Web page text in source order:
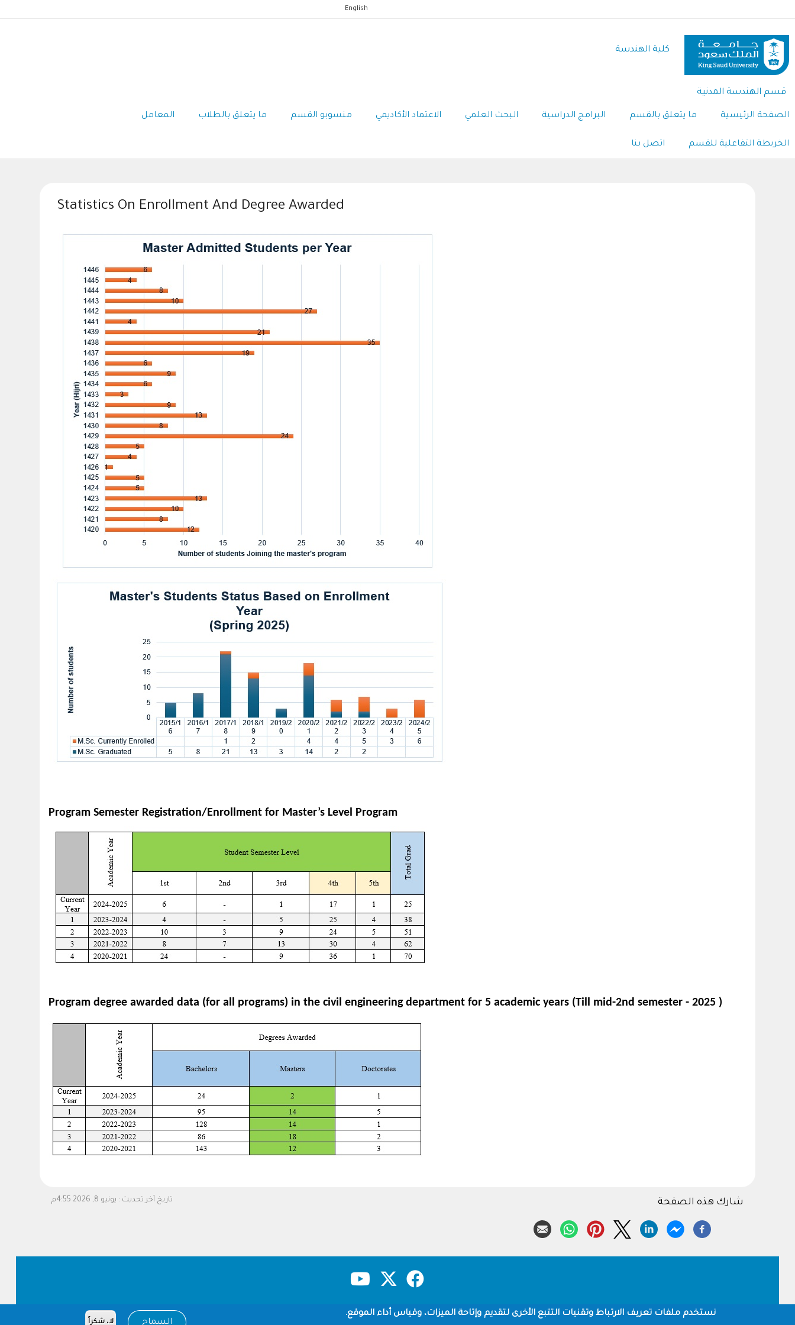
المحتوى
الرئيسي
English
كلية الهندسة
قسم الهندسة المدنية
الصفحة الرئيسية ما يتعلق بالقسم البرامج الدراسية البحث العلمي الاعتماد الأكاديمي منسوبو القسم ما يتعلق بالطلاب المعامل
الخريطة التفاعلية للقسم اتصل بنا
Statistics On Enrollment And Degree Awarded
Program Semester Registration/Enrollment for Master’s Level Program
Program degree awarded data (for all programs) in the civil engineering department for 5 academic years (Till mid-2nd semester - 2025 )
تاريخ آخر تحديث : يونيو 8, 2026 4:55م شارك هذه الصفحة
Footer حقوق النشر سياسة الخصوصية
شروط الاستخدامنستخدم ملفات تعريف الارتباط وتقنيات التتبع الأخرى لتقديم وإتاحة الميزات، وقياس أداء الموقع.
السماح
لا، شكراً